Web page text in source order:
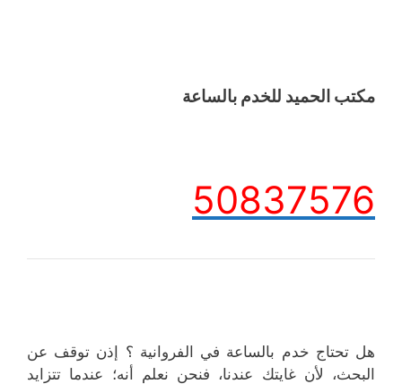
مكتب الحميد للخدم بالساعة
50837576
هل تحتاج خدم بالساعة في الفروانية ؟ إذن توقف عن
البحث، لأن غايتك عندنا، فنحن نعلم أنه؛ عندما تتزايد